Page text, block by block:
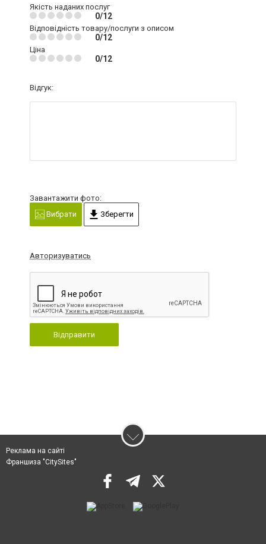
Якість наданих послуг
0/12
Відповідність товару/послуги з описом
0/12
Ціна
0/12
Відгук:
Завантажити фото:
Вибрати
Зберегти
Авторизуватись
Відправити
Реклама на сайті
Франшиза "CitySites"